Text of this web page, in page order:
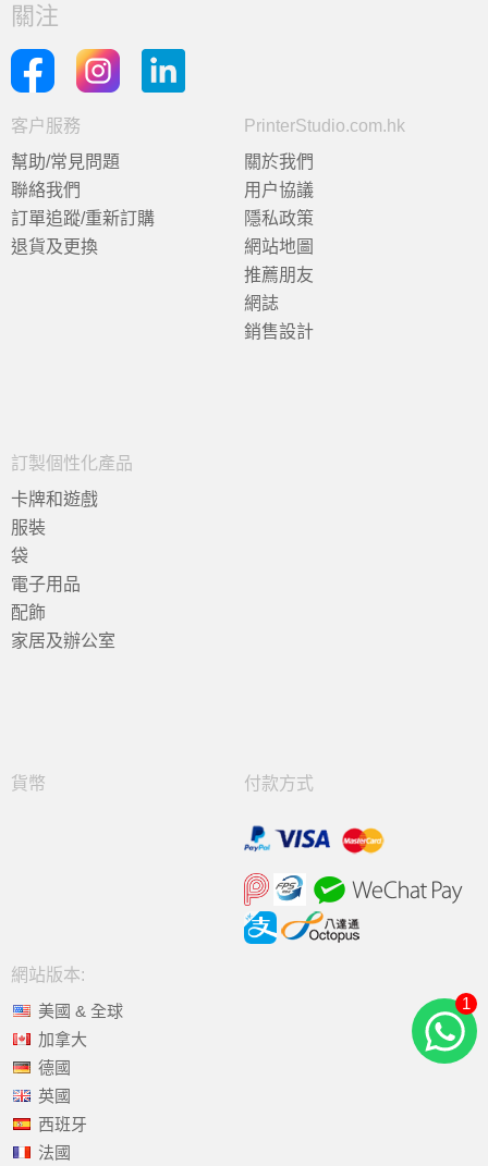
關注
客户服務
幫助/常見問題
聯絡我們
訂單追蹤/重新訂購
退貨及更換
PrinterStudio.com.hk
關於我們
用户協議
隱私政策
網站地圖
推薦朋友
網誌
銷售設計
訂製個性化產品
卡牌和遊戲
服裝
袋
電子用品
配飾
家居及辦公室
貨幣 付款方式
網站版本:
美國 & 全球
加拿大
德國
英國
西班牙
法國
1